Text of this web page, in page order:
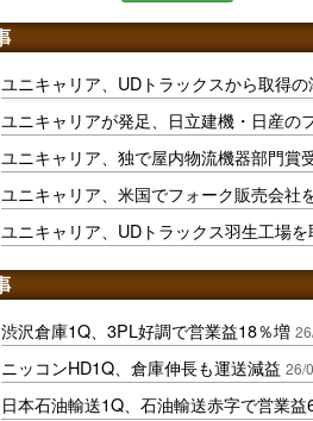
ユニキャリア、UDトラックスから取得
ユニキャリアが発足、日立建機・日産の
ユニキャリア、独で屋内物流機器部門賞
ユニキャリア、米国でフォーク販売会社
ユニキャリア、UDトラックス羽生工場を
渋沢倉庫1Q、3PL好調で営業益18％増
ニッコンHD1Q、倉庫伸長も運送減益 26/
日本石油輸送1Q、石油輸送赤字で営業益